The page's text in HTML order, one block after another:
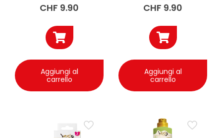
CHF 9.90
Aggiungi al
carrello
CHF 9.90
Aggiungi al
carrello